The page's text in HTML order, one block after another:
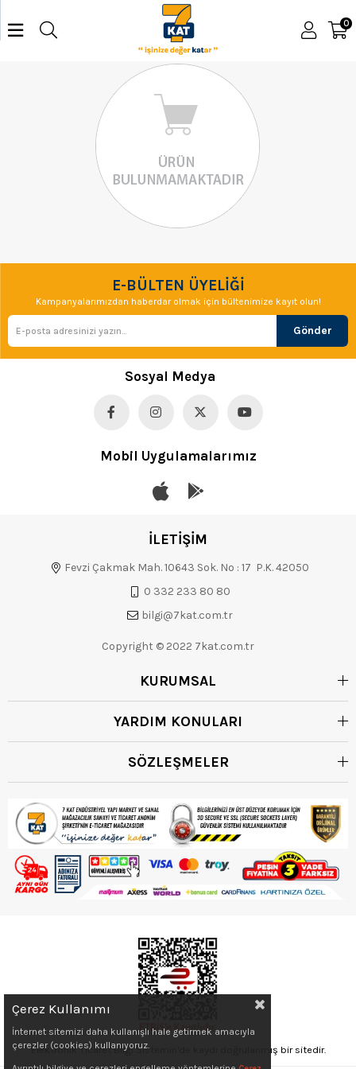
0
E-BÜLTEN ÜYELİĞİ
Kampanyalarımızdan haberdar olmak için bültenimize kayıt olun!
Gönder
Sosyal Medya
Mobil Uygulamalarımız
İLETİŞİM
Fevzi Çakmak Mah. 10643 Sok. No : 17 P.K. 42050
0 332 233 80 80
bilgi@7kat.com.tr
Copyright © 2022 7kat.com.tr
KURUMSAL
YARDIM KONULARI
SÖZLEŞMELER
Elektronik Ticaret Bilgi Sistemin'de kaydı doğrulanmış bir sitedir.
Çerez Kullanımı
İnternet sitemizi daha kullanışlı hale getirmek amacıyla
çerezler (cookies) kullanıyoruz.